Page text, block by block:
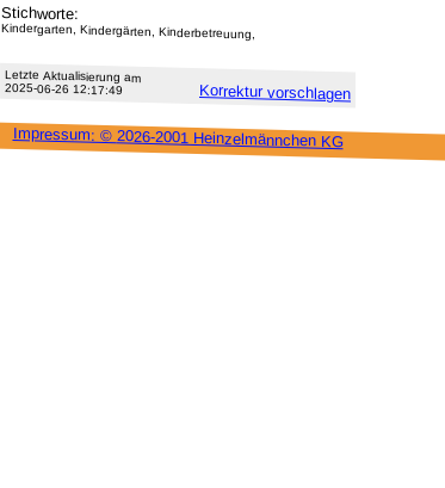
Stichworte:
Kindergarten, Kindergärten, Kinderbetreuung,
Letzte Aktu­alisie­rung am
2025-06-26 12:17:49 Korrektur vor­schlagen
Impressum: © 2026-2001 Heinzel­männchen KG